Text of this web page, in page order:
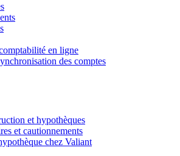
en ligne
des comptes
et hypothèques
et cautionnements
chez Valiant